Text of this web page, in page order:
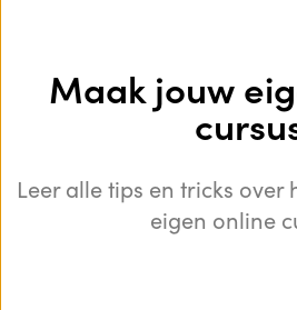
Maak jouw
Leer alle tips en tricks over
eigen online